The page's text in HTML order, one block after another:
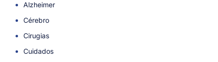
Alzheimer
Cérebro
Cirugias
Cuidados